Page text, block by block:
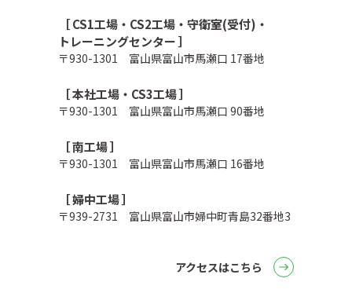
［ CS1工場・CS2工場・守衛室(受付)・
トレーニングセンター ］
〒930-1301 富山県富山市馬瀬口 17番地
［ 本社工場・CS3工場 ］
〒930-1301 富山県富山市馬瀬口 90番地
［ 南工場 ］
〒930-1301 富山県富山市馬瀬口 16番地
［ 婦中工場 ］
〒939-2731 富山県富山市婦中町青島32番地3
アクセスはこちら